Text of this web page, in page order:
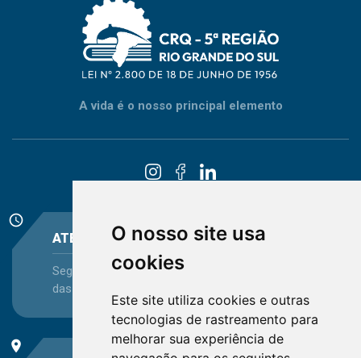
O nosso site usa
cookies
Este site utiliza cookies e outras
tecnologias de rastreamento para
melhorar sua experiência de
A vida é o nosso principal elemento
schedule
ATENDIMENTO
Segunda-feira a Sexta-feira - das 08:30 às 12:15 e
das 13:30 às 16:45
place